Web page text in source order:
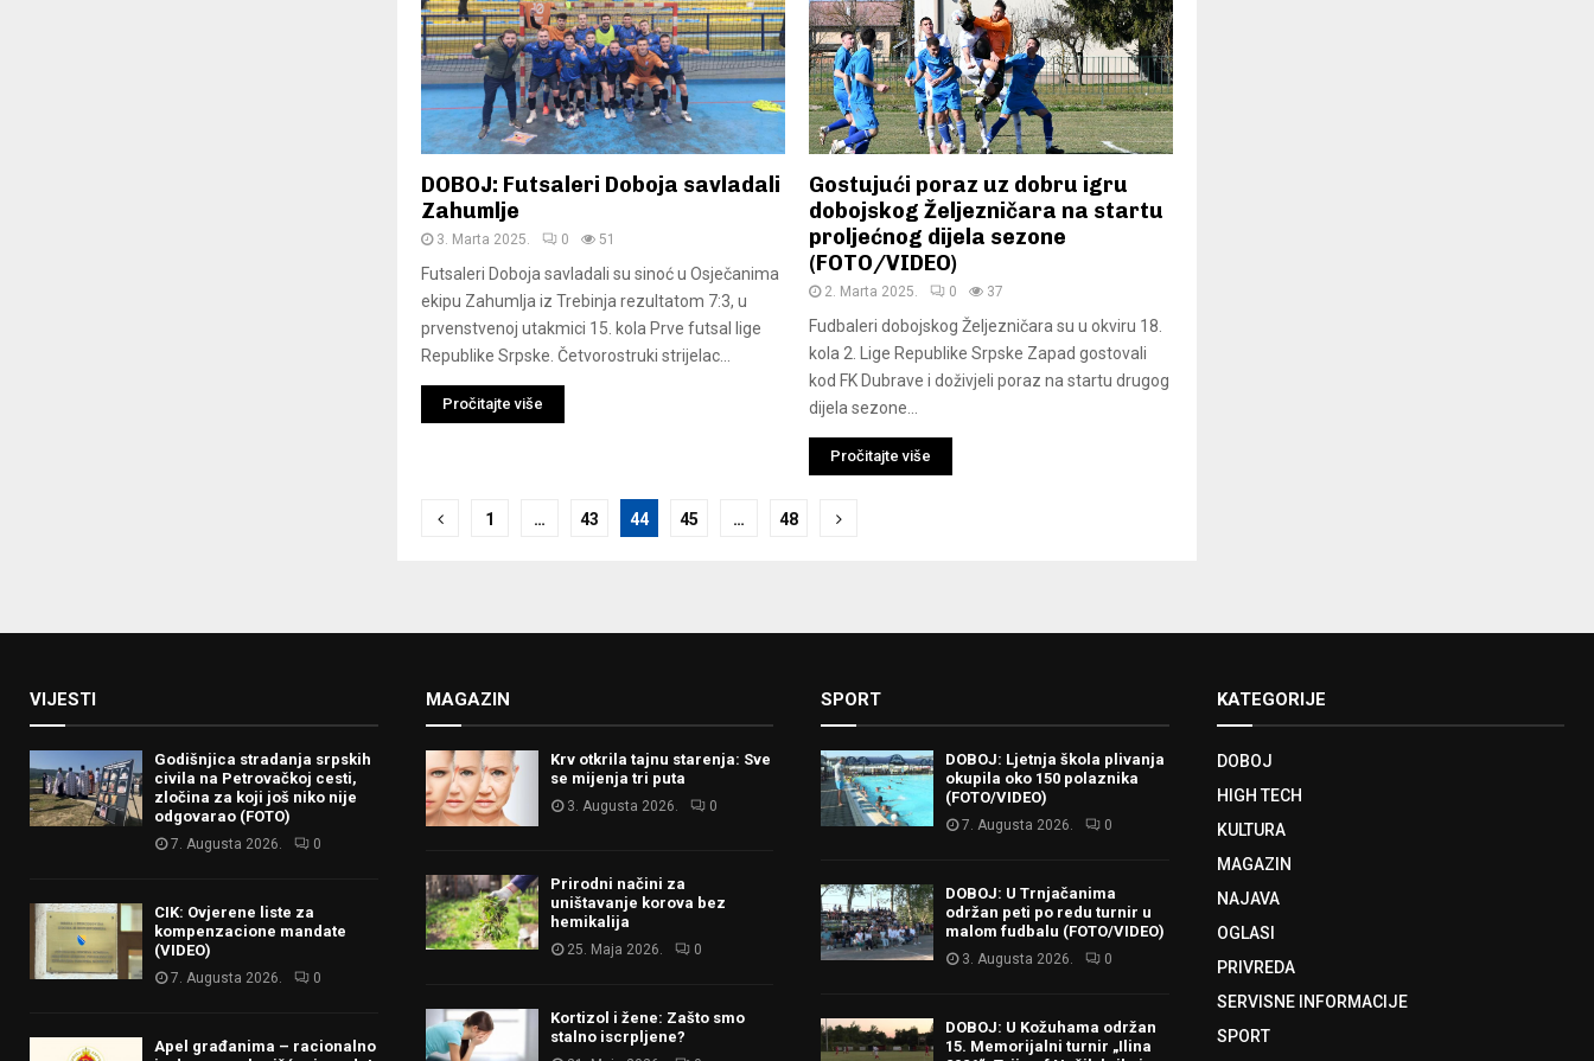
DOBOJ: Futsaleri Doboja savladali
Zahumlje
3. Marta 2025. 0 51
Futsaleri Doboja savladali su sinoć u Osječanima
ekipu Zahumlja iz Trebinja rezultatom 7:3, u
prvenstvenoj utakmici 15. kola Prve futsal lige
Republike Srpske. Četvorostruki strijelac...
Pročitajte više
Gostujući poraz uz dobru igru
dobojskog Željezničara na startu
proljećnog dijela sezone
(FOTO/VIDEO)
2. Marta 2025. 0 37
Fudbaleri dobojskog Željezničara su u okviru 18.
kola 2. Lige Republike Srpske Zapad gostovali
kod FK Dubrave i doživjeli poraz na startu drugog
dijela sezone...
Pročitajte više
Posts
1 … 43 44 45 … 48
VIJESTI
Godišnjica stradanja srpskih
civila na Petrovačkoj cesti,
zločina za koji još niko nije
odgovarao (FOTO)
7. Augusta 2026. 0
CIK: Ovjerene liste za
kompenzacione mandate
(VIDEO)
7. Augusta 2026. 0
Apel građanima – racionalno
MAGAZIN
Krv otkrila tajnu starenja: Sve
se mijenja tri puta
3. Augusta 2026. 0
Prirodni načini za
uništavanje korova bez
hemikalija
25. Maja 2026. 0
Kortizol i žene: Zašto smo
stalno iscrpljene?
SPORT
DOBOJ: Ljetnja škola plivanja
okupila oko 150 polaznika
(FOTO/VIDEO)
7. Augusta 2026. 0
DOBOJ: U Trnjačanima
održan peti po redu turnir u
malom fudbalu (FOTO/VIDEO)
3. Augusta 2026. 0
DOBOJ: U Kožuhama održan
15. Memorijalni turnir „Ilina
KATEGORIJE
DOBOJ
HIGH TECH
KULTURA
MAGAZIN
NAJAVA
OGLASI
PRIVREDA
SERVISNE INFORMACIJE
SPORT